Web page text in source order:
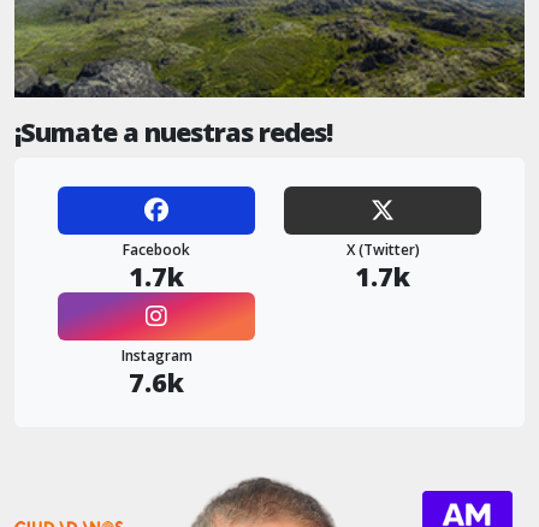
¡Sumate a nuestras redes!
Facebook
1.7k
X (Twitter)
1.7k
Instagram
7.6k